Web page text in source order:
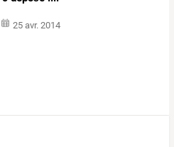
25 avr. 2014